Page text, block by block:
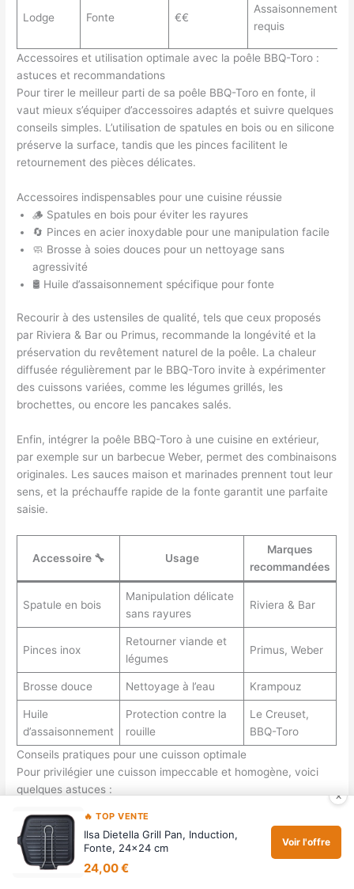
Lodge Fonte €€
Assaisonnement
requis
Accessoires et utilisation optimale avec la poêle BBQ-Toro :
astuces et recommandations
Pour tirer le meilleur parti de sa poêle BBQ-Toro en fonte, il
vaut mieux s’équiper d’accessoires adaptés et suivre quelques
conseils simples. L’utilisation de spatules en bois ou en silicone
préserve la surface, tandis que les pinces facilitent le
retournement des pièces délicates.
Accessoires indispensables pour une cuisine réussie
🪵 Spatules en bois pour éviter les rayures
🔄 Pinces en acier inoxydable pour une manipulation facile
🧼 Brosse à soies douces pour un nettoyage sans
agressivité
🛢️ Huile d’assaisonnement spécifique pour fonte
Recourir à des ustensiles de qualité, tels que ceux proposés
par Riviera & Bar ou Primus, recommande la longévité et la
préservation du revêtement naturel de la poêle. La chaleur
diffusée régulièrement par le BBQ-Toro invite à expérimenter
des cuissons variées, comme les légumes grillés, les
brochettes, ou encore les pancakes salés.
Enfin, intégrer la poêle BBQ-Toro à une cuisine en extérieur,
par exemple sur un barbecue Weber, permet des combinaisons
originales. Les sauces maison et marinades prennent tout leur
sens, et la préchauffe rapide de la fonte garantit une parfaite
saisie.
Accessoire 🔧 Usage
Marques
recommandées
Spatule en bois
Manipulation délicate
sans rayures
Riviera & Bar
Pinces inox
Retourner viande et
légumes
Primus, Weber
Brosse douce Nettoyage à l’eau Krampouz
Huile
d’assaisonnement
Protection contre la
rouille
Le Creuset,
BBQ-Toro
Conseils pratiques pour une cuisson optimale
Pour privilégier une cuisson impeccable et homogène, voici
quelques astuces :
Préchauffer la poêle sur feu moyen à fort pour permettre
une montée en température progressive.
Éviter d’encombrer la surface pour que la chaleur se diffuse
bien autour de chaque aliment.
×
🔥 TOP VENTE
Ilsa Dietella Grill Pan, Induction,
Fonte, 24x24 cm
24,00 €
Voir l'offre